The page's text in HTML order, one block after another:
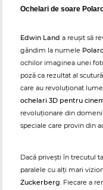
Ochelari de soare
Edwin Land a reușit să
gândim la numele
ochilor imaginea unei
poză ca rezultat al
care au revoluționat
ochelari 3D pentru
revoluționare din
speciale care provin din
Dacă privești în trecutul
paralele cu alți mari
Zuckerberg. Fiecare a